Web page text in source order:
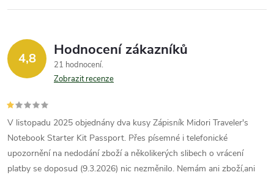
4,8 Hodnocení zákazníků
21 hodnocení
Zobrazit recenze
V listopadu 2025 objednány dva kusy Zápisník Midori Traveler's
Notebook Starter Kit Passport. Přes písemné i telefonické
upozornění na nedodání zboží a několikerých slibech o vrácení
platby se doposud (9.3.2026) nic nezměnilo. Nemám ani zboží,ani